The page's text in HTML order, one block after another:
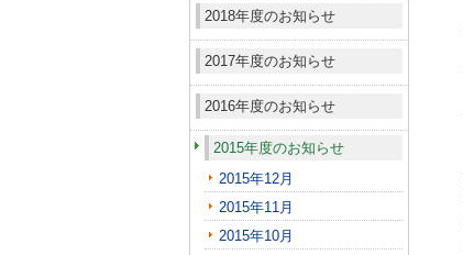
2018年度のお知らせ
2017年度のお知らせ
2016年度のお知らせ
2015年度のお知らせ
2015年12月
2015年11月
2015年10月